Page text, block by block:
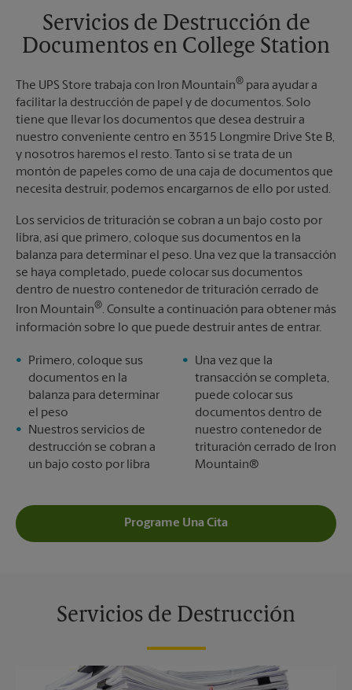
Lunes
6:00 PM
Martes
6:00 PM
Servicios de Destrucción de
Documentos en College Station
The UPS Store trabaja con Iron Mountain® para ayudar a
facilitar la destrucción de papel y de documentos. Solo
tiene que llevar los documentos que desea destruir a
nuestro conveniente centro en 3515 Longmire Drive Ste B,
y nosotros haremos el resto. Tanto si se trata de un
montón de papeles como de una caja de documentos que
necesita destruir, podemos encargarnos de ello por usted.
Los servicios de trituración se cobran a un bajo costo por
libra, así que primero, coloque sus documentos en la
balanza para determinar el peso. Una vez que la transacción
se haya completado, puede colocar sus documentos
dentro de nuestro contenedor de trituración cerrado de
Iron Mountain®. Consulte a continuación para obtener más
información sobre lo que puede destruir antes de entrar.
Primero, coloque sus
documentos en la
balanza para determinar
el peso
Nuestros servicios de
destrucción se cobran a
un bajo costo por libra
Una vez que la
transacción se completa,
puede colocar sus
documentos dentro de
nuestro contenedor de
trituración cerrado de Iron
Mountain®
Programe Una Cita
Servicios de Destrucción